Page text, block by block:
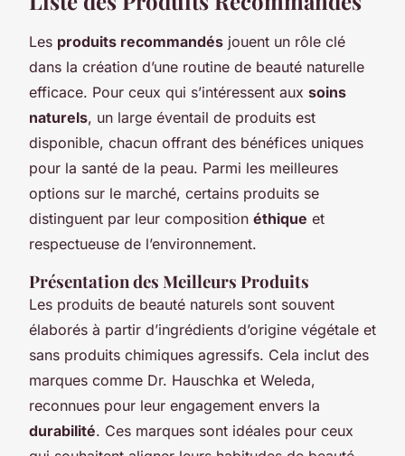
Les produits recommandés jouent un rôle clé
dans la création d’une routine de beauté naturelle
efficace. Pour ceux qui s’intéressent aux soins
naturels, un large éventail de produits est
disponible, chacun offrant des bénéfices uniques
pour la santé de la peau. Parmi les meilleures
options sur le marché, certains produits se
distinguent par leur composition éthique et
respectueuse de l’environnement.
Présentation des Meilleurs Produits
Les produits de beauté naturels sont souvent
élaborés à partir d’ingrédients d’origine végétale et
sans produits chimiques agressifs. Cela inclut des
marques comme Dr. Hauschka et Weleda,
reconnues pour leur engagement envers la
durabilité. Ces marques sont idéales pour ceux